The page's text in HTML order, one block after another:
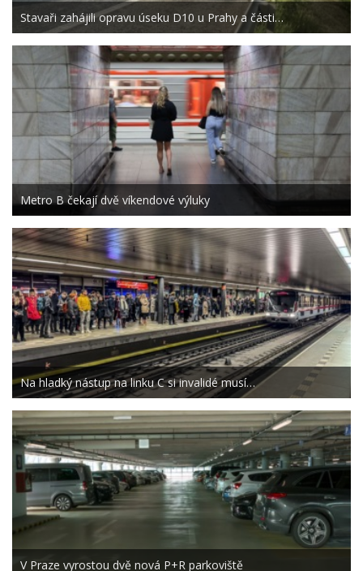
Stavaři zahájili opravu úseku D10 u Prahy a části…
Metro B čekají dvě víkendové výluky
Na hladký nástup na linku C si invalidé musí…
V Praze vyrostou dvě nová P+R parkoviště